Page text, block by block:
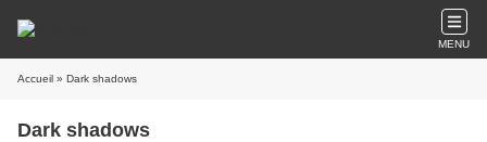
MENU
Accueil » Dark shadows
Dark shadows